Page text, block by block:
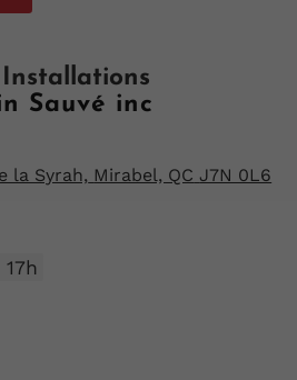
Installations
Sauvé inc
la Syrah, Mirabel, QC J7N 0L6